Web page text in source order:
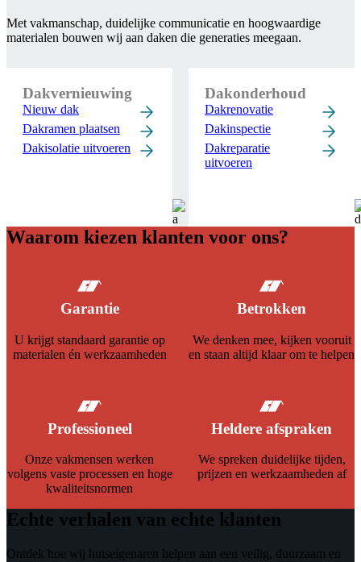
Met vakmanschap, duidelijke communicatie en hoogwaardige
materialen bouwen wij aan daken die generaties meegaan.
Dakvernieuwing
Nieuw dak
Dakramen plaatsen
Dakisolatie uitvoeren
Dakonderhoud
Dakrenovatie
Dakinspectie
Dakreparatie
uitvoeren
Waarom kiezen klanten voor ons?
Garantie
U krijgt standaard garantie op
materialen én werkzaamheden
Betrokken
We denken mee, kijken vooruit
en staan altijd klaar om te helpen
Professioneel
Onze vakmensen werken
volgens vaste processen en hoge
kwaliteitsnormen
Heldere afspraken
We spreken duidelijke tijden,
prijzen en werkzaamheden af
Echte verhalen van echte klanten
Ontdek hoe wij huiseigenaren helpen aan een veilig, duurzaam en